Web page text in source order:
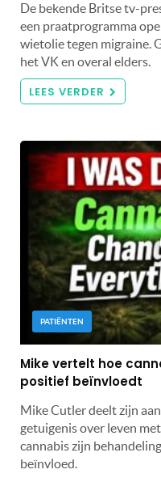
De bekende Britse tv-
een praatprogramma
wietolie tegen migraine.
het VK en overal elders.
LEES VERDER
PATIËNTEN
Mike vertelt hoe
positief beïnvloedt
Mike Cutler deelt zijn
getuigenis over leven
cannabis zijn
beïnvloed.